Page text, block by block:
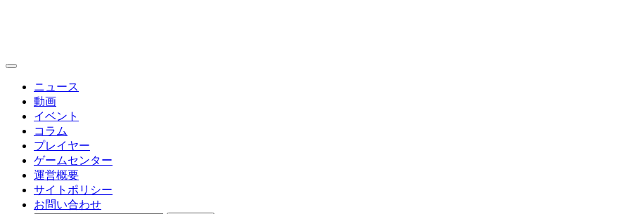
toggle
ニュース
動画
イベント
コラム
プレイヤー
ゲームセンター
運営概要
サイトポリシー
お問い合わせ